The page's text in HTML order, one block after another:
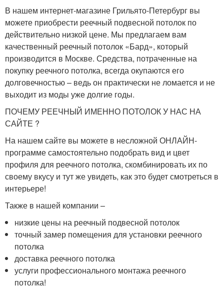
В нашем интернет-магазине Грильято-Петербург вы
можете приобрести реечный подвесной потолок по
действительно низкой цене. Мы предлагаем вам
качественный реечный потолок «Бард», который
производится в Москве. Средства, потраченные на
покупку реечного потолка, всегда окупаются его
долговечностью – ведь он практически не ломается и не
выходит из моды уже долгие годы.
ПОЧЕМУ РЕЕЧНЫЙ ИМЕННО ПОТОЛОК У НАС НА
САЙТЕ ?
На нашем сайте вы можете в несложной ОНЛАЙН-
программе самостоятельно подобрать вид и цвет
профиля для реечного потолка, скомбинировать их по
своему вкусу и тут же увидеть, как это будет смотреться в
интерьере!
Также в нашей компании –
низкие цены на реечный подвесной потолок
точный замер помещения для установки реечного
потолка
доставка реечного потолка
услуги профессионального монтажа реечного
потолка!